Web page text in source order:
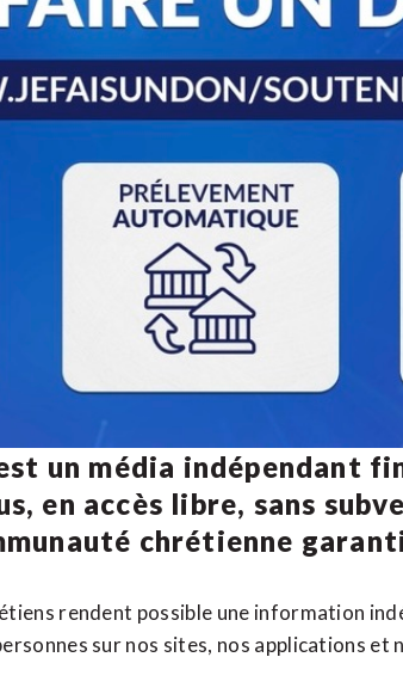
un média indépendant
en accès libre, sans
chrétienne
rendent possible une information
sur nos sites, nos applications et